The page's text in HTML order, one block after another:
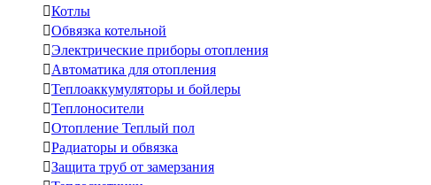
Котлы
Обвязка котельной
Электрические приборы отопления
Автоматика для отопления
Теплоаккумуляторы и бойлеры
Теплоносители
Отопление Теплый пол
Радиаторы и обвязка
Защита труб от замерзания